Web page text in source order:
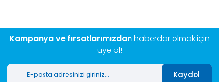
Kampanya ve fırsatlarımızdanhaberdar olmak için
üye ol!
Kaydol